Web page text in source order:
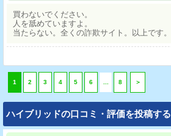
買わないでください。
人を舐めていますよ。
当たらない。全くの詐欺サイト。以上です。
1 2 3 4 5 6 8 ＞
ハイブリッドの口コミ・評価を投稿する